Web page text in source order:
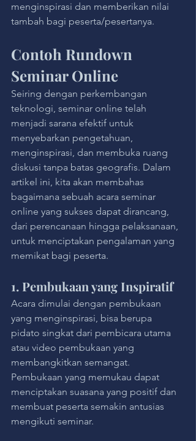
menginspirasi dan memberikan nilai
tambah bagi peserta/pesertanya.
Contoh Rundown
Seminar Online
Seiring dengan perkembangan
teknologi, seminar online telah
menjadi sarana efektif untuk
menyebarkan pengetahuan,
menginspirasi, dan membuka ruang
diskusi tanpa batas geografis. Dalam
artikel ini, kita akan membahas
bagaimana sebuah acara seminar
online yang sukses dapat dirancang,
dari perencanaan hingga pelaksanaan,
untuk menciptakan pengalaman yang
memikat bagi peserta.
1. Pembukaan yang Inspiratif
Acara dimulai dengan pembukaan
yang menginspirasi, bisa berupa
pidato singkat dari pembicara utama
atau video pembukaan yang
membangkitkan semangat.
Pembukaan yang memukau dapat
menciptakan suasana yang positif dan
membuat peserta semakin antusias
mengikuti seminar.